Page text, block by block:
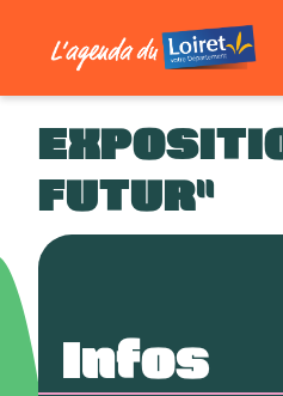
FUTUR"
Infos